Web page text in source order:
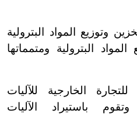
وتوزيع المواد البترولية
البترولية ومتمماتها
الخارجية للآليات
باستيراد الآليات